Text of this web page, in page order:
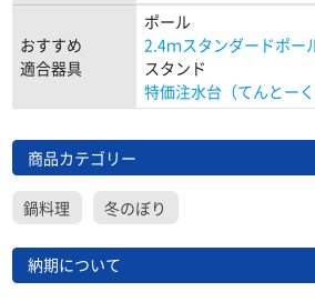
おすすめ
適合器具
ポール
2.4ｍスタンダードポー
スタンド
特価注水台（てんとーく
商品カテゴリー
鍋料理 冬のぼり
納期について